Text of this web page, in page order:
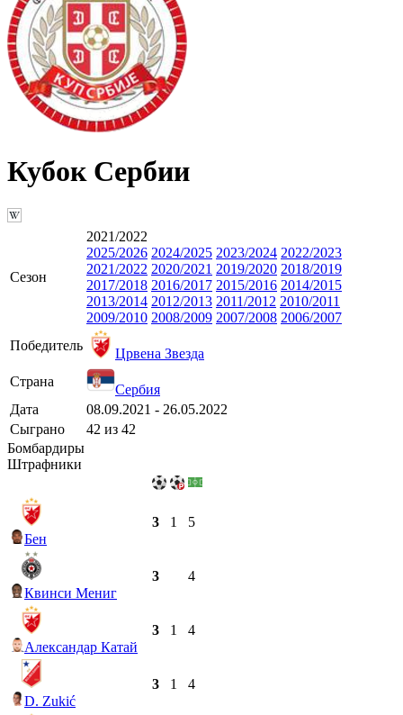
Кубок Сербии
Сезон
2021/2022
2025/2026 2024/2025 2023/2024 2022/2023
2021/2022 2020/2021 2019/2020 2018/2019
2017/2018 2016/2017 2015/2016 2014/2015
2013/2014 2012/2013 2011/2012 2010/2011
2009/2010 2008/2009 2007/2008 2006/2007
Победитель
Црвена Звезда
Страна
Сербия
Дата
08.09.2021 - 26.05.2022
Сыграно
42 из 42
Бомбардиры
Штрафники
Бен
3 1 5
Квинси Мениг
3 4
Александар Катай
3 1 4
D. Zukić
3 1 4